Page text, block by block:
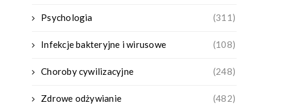
Psychologia (311)
Infekcje bakteryjne i wirusowe (108)
Choroby cywilizacyjne (248)
Zdrowe odżywianie (482)